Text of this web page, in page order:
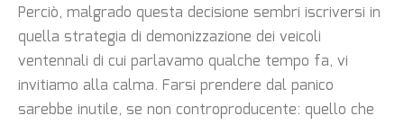
Perciò, malgrado questa decisione sembri iscriversi in
quella strategia di demonizzazione dei veicoli
ventennali di cui parlavamo qualche tempo fa, vi
invitiamo alla calma. Farsi prendere dal panico
sarebbe inutile, se non controproducente: quello che